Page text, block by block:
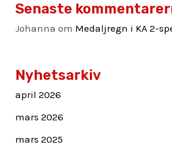
Senaste
Johanna om Medaljregn i KA 2-
Nyhetsarkiv
april 2026
mars 2026
mars 2025